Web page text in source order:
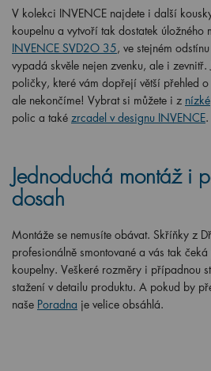
V kolekci INVENCE najdete i další
koupelnu a vytvoří tak dostatek úložného
INVENCE SVD2O 35, ve stejném
vypadá skvěle nejen zvenku, ale i zevnitř.
poličky, které vám dopřejí větší přehled
ale nekončíme! Vybrat si můžete i z nízké
polic a také zrcadel v designu INVENCE.
Jednoduchá montáž i
dosah
Montáže se nemusíte obávat. Skříňky z
profesionálně smontované a vás tak
koupelny. Veškeré rozměry i případnou
stažení v detailu produktu. A pokud by
naše Poradna je velice obsáhlá.